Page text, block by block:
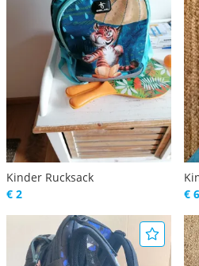
Kinder Rucksack
€ 2
€ 6